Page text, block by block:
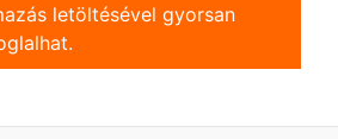
letöltésével gyorsan